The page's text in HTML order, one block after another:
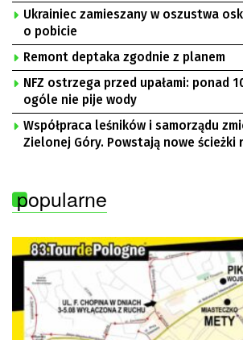
Ukrainiec zamieszany w oszustwa
o pobicie
Remont deptaka zgodnie z planem
NFZ ostrzega przed upałami: ponad
ogóle nie pije wody
Współpraca leśników i samorządu
Zielonej Góry. Powstają nowe ścieżki
popularne